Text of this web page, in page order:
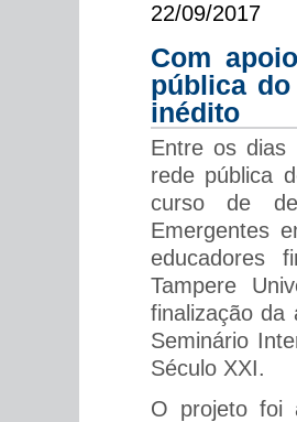
22/09/2017
Com
pública
inédito
Entre os dias
rede pública
curso de
Emergentes
educadores
Tampere
finalização
Seminário
Século XXI.
O projeto foi